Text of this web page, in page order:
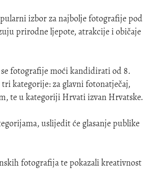
izbor za najbolje fotografije pod
prirodne ljepote, atrakcije i običaje
fotografije moći kandidirati od 8.
kategorije: za glavni fotonatječaj,
te u kategoriji Hrvati izvan Hrvatske.
uslijedit će glasanje publike
fotografija te pokazali kreativnost